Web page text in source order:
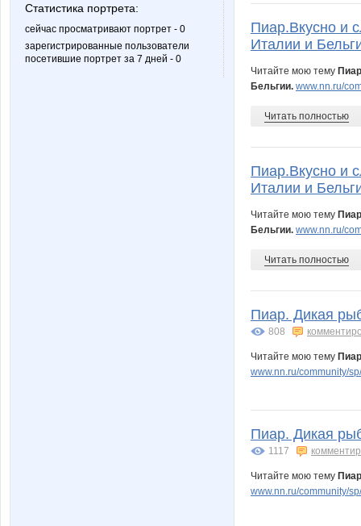
Статистика портрета:
сейчас просматривают портрет - 0
зарегистрированные пользователи
посетившие портрет за 7 дней - 0
Кидс НН Корпорация
Пиар.Вкусно и
Италии и
Читайте мою тему
Бельгии. www.nn.ru/
Читать полностью
Пиар.Вкусно и
Италии и
Читайте мою тему
Бельгии. www.nn.ru/
Читать полностью
Пиар. Дикая
808
Читайте мою тему
www.nn.ru/community/
Пиар. Дикая
1117
Читайте мою тему
www.nn.ru/community/